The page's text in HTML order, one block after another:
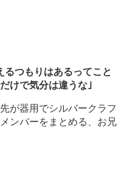
るつもりはあるってこと
けで気分は違うな｣
が器用でシルバークラフ
ンバーをまとめる、お兄